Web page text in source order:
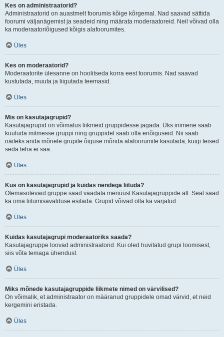
Kes on administraatorid?
Administraatorid on auastmelt foorumis kõige kõrgemal. Nad saavad sättida
foorumi väljanägemist ja seadeid ning määrata moderaatoreid. Neil võivad olla
ka moderaatoriõigused kõigis alafoorumites.
Üles
Kes on moderaatorid?
Moderaatorite ülesanne on hoolitseda korra eest foorumis. Nad saavad
kustutada, muuta ja liigutada teemasid.
Üles
Mis on kasutajagrupid?
Kasutajagrupid on võimalus liikmeid gruppidesse jagada. Üks inimene saab
kuuluda mitmesse gruppi ning gruppidel saab olla eriõiguseid. Nii saab
näiteks anda mõnele grupile õiguse mõnda alafoorumite kasutada, kuigi teised
seda teha ei saa..
Üles
Kus on kasutajagrupid ja kuidas nendega liituda?
Olemasolevaid gruppe saad vaadata menüüst Kasutajagruppide alt. Seal saad
ka oma liitumisavalduse esitada. Grupid võivad olla ka varjatud.
Üles
Kuidas kasutajagrupi moderaatoriks saada?
Kasutajagruppe loovad administraatorid. Kui oled huvitatud grupi loomisest,
siis võta temaga ühendust.
Üles
Miks mõnede kasutajagruppide liikmete nimed on värvilised?
On võimalik, et administraator on määranud gruppidele omad värvid, et neid
kergemini eristada.
Üles